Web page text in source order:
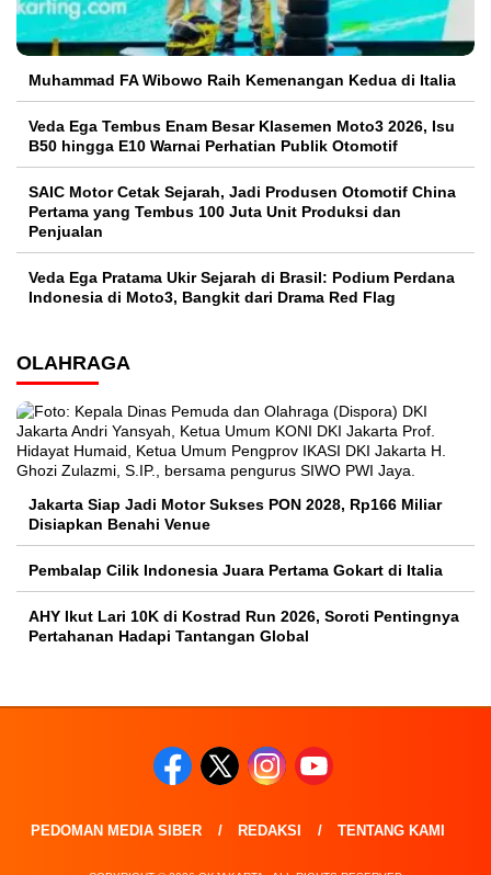
Muhammad FA Wibowo Raih Kemenangan Kedua di Italia
Veda Ega Tembus Enam Besar Klasemen Moto3 2026, Isu
B50 hingga E10 Warnai Perhatian Publik Otomotif
SAIC Motor Cetak Sejarah, Jadi Produsen Otomotif China
Pertama yang Tembus 100 Juta Unit Produksi dan
Penjualan
Veda Ega Pratama Ukir Sejarah di Brasil: Podium Perdana
Indonesia di Moto3, Bangkit dari Drama Red Flag
OLAHRAGA
Jakarta Siap Jadi Motor Sukses PON 2028, Rp166 Miliar
Disiapkan Benahi Venue
Pembalap Cilik Indonesia Juara Pertama Gokart di Italia
AHY Ikut Lari 10K di Kostrad Run 2026, Soroti Pentingnya
Pertahanan Hadapi Tantangan Global
PEDOMAN MEDIA SIBER REDAKSI TENTANG KAMI